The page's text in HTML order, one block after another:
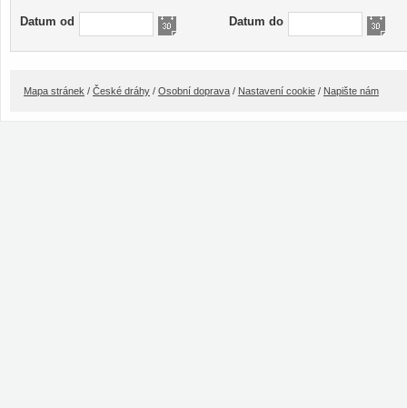
Datum od Datum do
Mapa stránek / České dráhy / Osobní doprava / Nastavení cookie / Napište nám